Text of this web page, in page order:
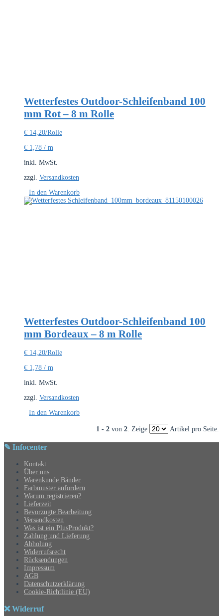
Wetterfestes Outdoor-Schleifenband 100
mm Rot – 8 m Rolle
€ 14,20/Rolle
€ 1,78 / m
inkl. MwSt.
zzgl. Versandkosten
In den Warenkorb
Wetterfestes Outdoor-Schleifenband 100
mm Bordeaux – 8 m Rolle
€ 14,20/Rolle
€ 1,78 / m
inkl. MwSt.
zzgl. Versandkosten
In den Warenkorb
1 - 2 von 2. Zeige Artikel pro Seite.
✎ Infocenter
Kontakt
Über uns
Warenkunde Bänder
Farbmuster anfordern
Warum registrieren?
Lieferzeit
Bevorzugte Bearbeitung
Versandkosten
Was ist ein PlusProdukt?
Zahlung und Lieferung
Abholung
Widerrufsrecht
Rücksendungen
Impressum
AGB
Datenschutzerklärung
Cookie-Richtlinie (EU)
❌ Widerruf